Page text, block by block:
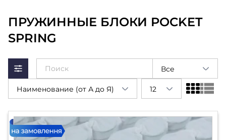
ПРУЖИННЫЕ БЛОКИ POCKET
SPRING
Все
Наименование (от А до Я) 12